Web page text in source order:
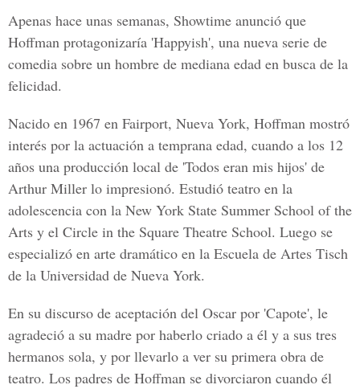
Apenas hace unas semanas, Showtime anunció que
Hoffman protagonizaría 'Happyish', una nueva serie de
comedia sobre un hombre de mediana edad en busca de la
felicidad.
Nacido en 1967 en Fairport, Nueva York, Hoffman mostró
interés por la actuación a temprana edad, cuando a los 12
años una producción local de 'Todos eran mis hijos' de
Arthur Miller lo impresionó. Estudió teatro en la
adolescencia con la New York State Summer School of the
Arts y el Circle in the Square Theatre School. Luego se
especializó en arte dramático en la Escuela de Artes Tisch
de la Universidad de Nueva York.
En su discurso de aceptación del Oscar por 'Capote', le
agradeció a su madre por haberlo criado a él y a sus tres
hermanos sola, y por llevarlo a ver su primera obra de
teatro. Los padres de Hoffman se divorciaron cuando él